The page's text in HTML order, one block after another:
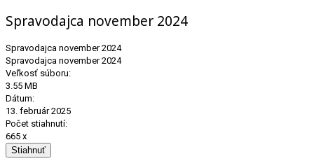
Spravodajca november 2024
Spravodajca november 2024
Spravodajca november 2024
Veľkosť súboru:
3.55 MB
Dátum:
13. február 2025
Počet stiahnutí:
665 x